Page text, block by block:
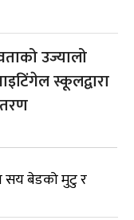
उज्यालो
स्कूलद्वारा
सय बेडको मुटु र